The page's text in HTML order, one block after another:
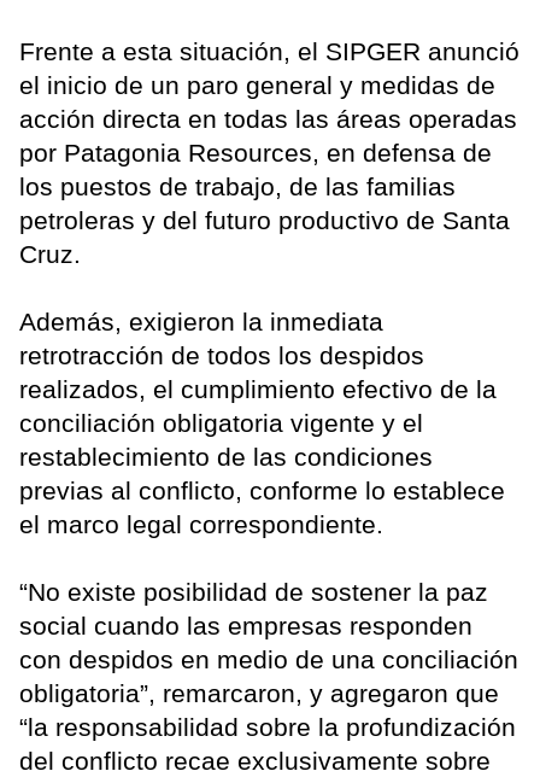
Frente a esta situación, el SIPGER anunció
el inicio de un paro general y medidas de
acción directa en todas las áreas operadas
por Patagonia Resources, en defensa de
los puestos de trabajo, de las familias
petroleras y del futuro productivo de Santa
Cruz.
Además, exigieron la inmediata
retrotracción de todos los despidos
realizados, el cumplimiento efectivo de la
conciliación obligatoria vigente y el
restablecimiento de las condiciones
previas al conflicto, conforme lo establece
el marco legal correspondiente.
“No existe posibilidad de sostener la paz
social cuando las empresas responden
con despidos en medio de una conciliación
obligatoria”, remarcaron, y agregaron que
“la responsabilidad sobre la profundización
del conflicto recae exclusivamente sobre